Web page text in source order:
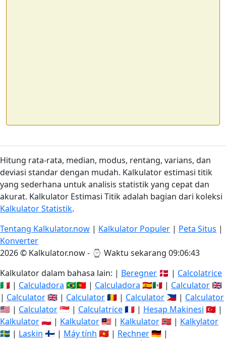
Hitung rata-rata, median, modus, rentang, varians, dan
deviasi standar dengan mudah. Kalkulator estimasi titik
yang sederhana untuk analisis statistik yang cepat dan
akurat. Kalkulator Estimasi Titik adalah bagian dari koleksi
Kalkulator Statistik.
Tentang Kalkulator.now | Kalkulator Populer | Peta Situs |
Konverter
2026 © Kalkulator.now - ⌚ Waktu sekarang 09:06:43
Kalkulator dalam bahasa lain: | Beregner 🇩🇰 | Calcolatrice
🇮🇹 | Calculadora 🇧🇷🇵🇹 | Calculadora 🇪🇸🇲🇽 | Calculator🇬🇧
| Calculator🇬🇧 | Calculator🇷🇴 | Calculator 🇵🇭 | Calculator
🇺🇸 | Calculator🇸🇬 | Calculatrice🇫🇷 | Hesap Makinesi 🇹🇷 |
Kalkulator🇵🇱 | Kalkulator🇲🇾 | Kalkulator🇳🇴 | Kalkylator
🇸🇪 | Laskin 🇫🇮 | Máy tính 🇻🇳 | Rechner🇩🇪 |